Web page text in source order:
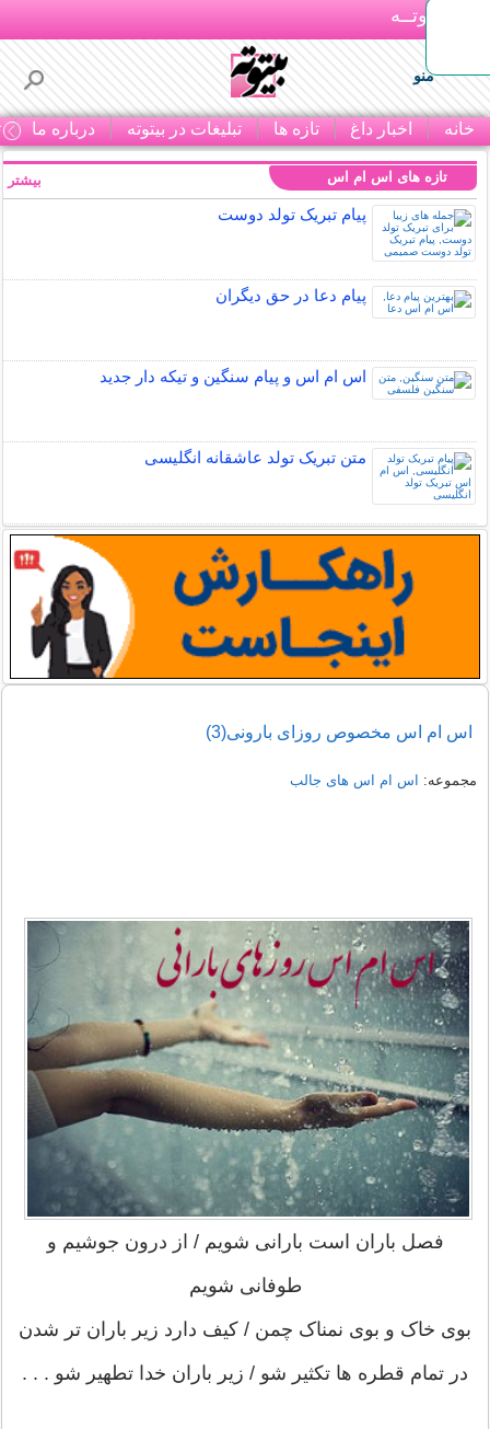
بـیتوتــه
منو
خانه اخبار داغ تازه ها تبلیغات در بیتوته درباره ما
تازه های اس ام اس
پیام تبریک تولد دوست
پیام دعا در حق دیگران
اس ام اس و پیام سنگین و تیکه دار جدید
متن تبریک تولد عاشقانه انگلیسی
بیشتر
اس ام اس مخصوص روزای بارونی(3)
مجموعه: اس ام اس های جالب
فصل باران است بارانی شویم / از درون جوشیم و
طوفانی شویم
بوی خاک و بوی نمناک چمن / کیف دارد زیر باران تر شدن
در تمام قطره ها تکثیر شو / زیر باران خدا تطهیر شو . . .